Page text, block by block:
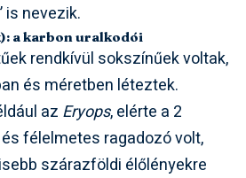
is nevezik.
a karbon uralkodói
rendkívül sokszínűek voltak,
és méretben léteztek.
az Eryops, elérte a 2
félelmetes ragadozó volt,
szárazföldi élőlényekre